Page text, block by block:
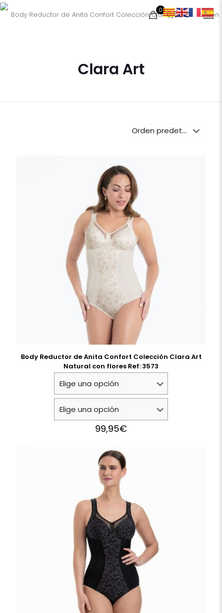
0 0,00€
Clara Art
Body Reductor de Anita Confort Colección Clara Art
Natural con flores Ref: 3573
99,95€